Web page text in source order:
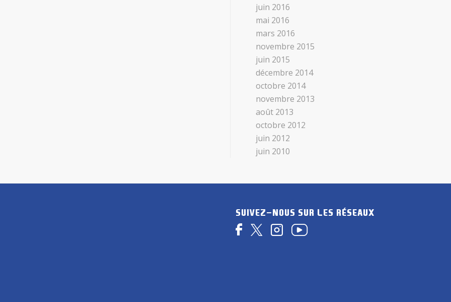
juin 2016
mai 2016
mars 2016
novembre 2015
juin 2015
décembre 2014
octobre 2014
novembre 2013
août 2013
octobre 2012
juin 2012
juin 2010
SUIVEZ-NOUS SUR LES RÉSEAUX